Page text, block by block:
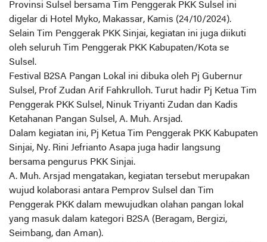
Provinsi Sulsel bersama Tim Penggerak PKK Sulsel ini
digelar di Hotel Myko, Makassar, Kamis (24/10/2024).
Selain Tim Penggerak PKK Sinjai, kegiatan ini juga diikuti
oleh seluruh Tim Penggerak PKK Kabupaten/Kota se
Sulsel.
Festival B2SA Pangan Lokal ini dibuka oleh Pj Gubernur
Sulsel, Prof Zudan Arif Fahkrulloh. Turut hadir Pj Ketua Tim
Penggerak PKK Sulsel, Ninuk Triyanti Zudan dan Kadis
Ketahanan Pangan Sulsel, A. Muh. Arsjad.
Dalam kegiatan ini, Pj Ketua Tim Penggerak PKK Kabupaten
Sinjai, Ny. Rini Jefrianto Asapa juga hadir langsung
bersama pengurus PKK Sinjai.
A. Muh. Arsjad mengatakan, kegiatan tersebut merupakan
wujud kolaborasi antara Pemprov Sulsel dan Tim
Penggerak PKK dalam mewujudkan olahan pangan lokal
yang masuk dalam kategori B2SA (Beragam, Bergizi,
Seimbang, dan Aman).